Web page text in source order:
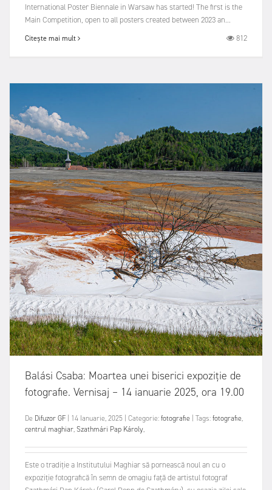
International Poster Biennale in Warsaw has started! The first is the
Main Competition, open to all posters created between 2023 an...
Citește mai mult 812
Balási Csaba: Moartea unei biserici expoziție de
fotografie. Vernisaj – 14 ianuarie 2025, ora 19.00
De Difuzor GF | 14 Ianuarie, 2025 | Categorie:fotografie | Tags:fotografie,
centrul maghiar,Szathmári Pap Károly,
Este o tradiție a Institutului Maghiar să pornească noul an cu o
expoziție fotografică în semn de omagiu față de artistul fotograf